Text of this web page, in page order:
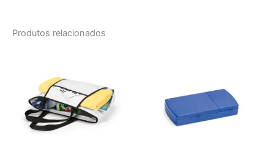
Produtos relacionados